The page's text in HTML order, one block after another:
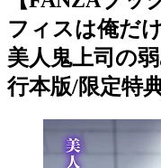
フィスは俺だ
美人鬼上司の
行本版/限定特